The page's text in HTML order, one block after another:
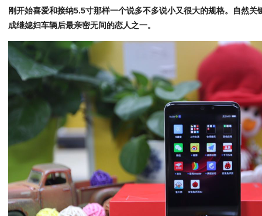
刚开始喜爱和接纳5.5寸那样一个说多不多说小又很大的规格。自然
成继媳妇车辆后最亲密无间的恋人之一。